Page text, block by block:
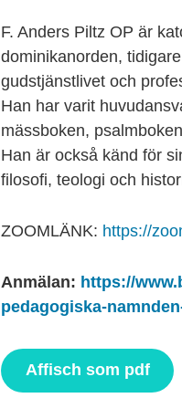
F. Anders Piltz OP är
dominikanorden,
gudstjänstlivet och
Han har varit
mässboken,
Han är också känd för
filosofi, teologi och
ZOOMLÄNK: https://
Anmälan: https://
pedagogiska-
Affisch som pdf